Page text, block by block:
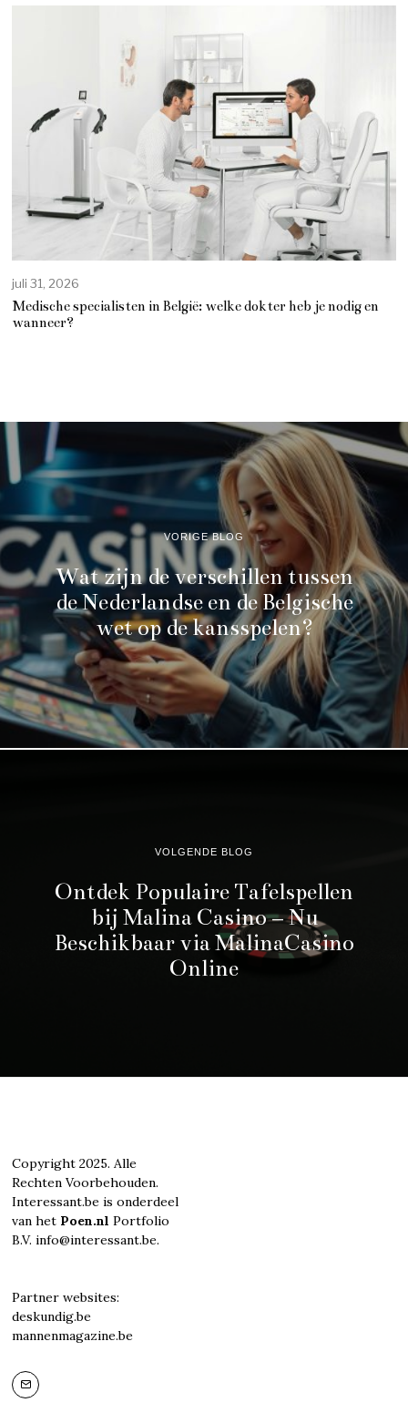
juli 31, 2026
Medische specialisten in België: welke dokter heb je nodig en
wanneer?
VORIGE BLOG
Wat zijn de verschillen tussen
de Nederlandse en de Belgische
wet op de kansspelen?
VOLGENDE BLOG
Ontdek Populaire Tafelspellen
bij Malina Casino – Nu
Beschikbaar via MalinaCasino
Online
Copyright 2025. Alle
Rechten Voorbehouden.
Interessant.be is onderdeel
van het Poen.nl Portfolio
B.V. info@interessant.be.
Partner websites:
deskundig.be
mannenmagazine.be